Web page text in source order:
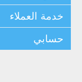
خدمة العملاء
حسابي